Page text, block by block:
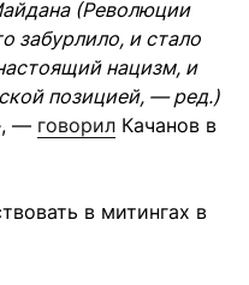
(Революции
забурлило, и стало
нацизм, и
позицией, — ред.)
, — говорил Качанов в
в митингах в